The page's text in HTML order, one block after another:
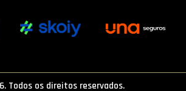
Todos os direitos reservados.